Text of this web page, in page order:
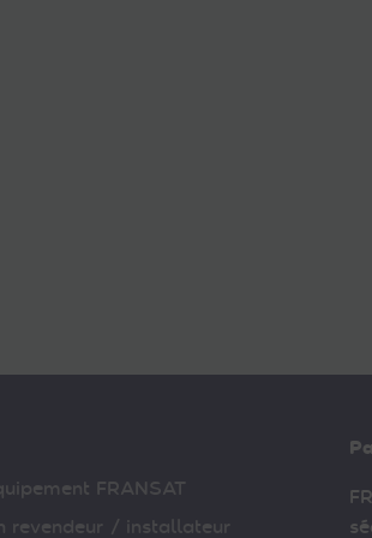
FRANSAT
revendeur / installateur